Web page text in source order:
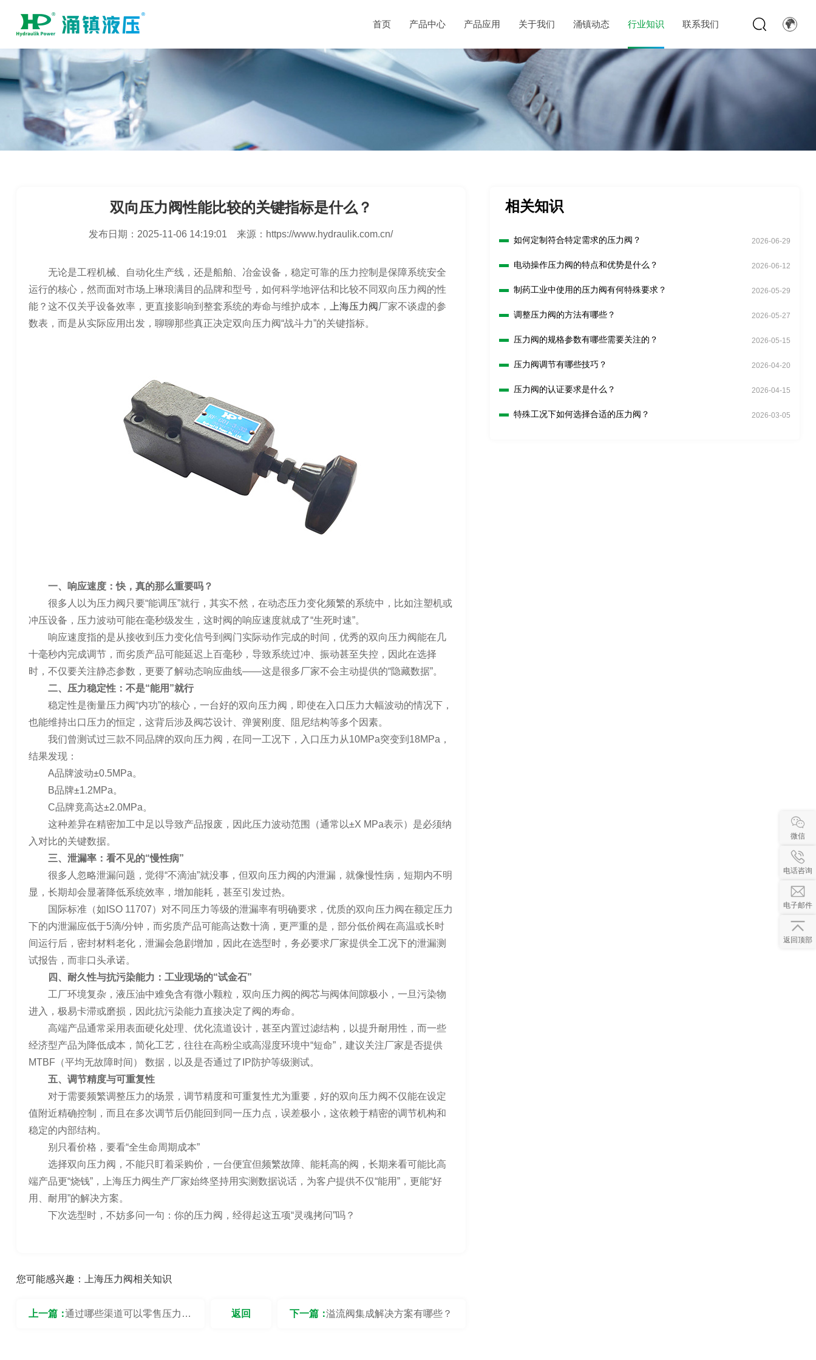
首页 产品中心 产品应用 关于我们 涌镇动态 行业知识 联系我们
双向压力阀性能比较的关键指标是什么？
发布日期： 2025-11-06 14:19:01 来源： https://www.hydraulik.com.cn/
无论是工程机械、自动化生产线，还是船舶、冶金设备，稳定可靠的压力控制是保障系统安全
运行的核心，然而面对市场上琳琅满目的品牌和型号，如何科学地评估和比较不同双向压力阀的性
能？这不仅关乎设备效率，更直接影响到整套系统的寿命与维护成本，
上海压力阀厂家不谈虚的参
数表，而是从实际应用出发，聊聊那些真正决定双向压力阀“战斗力”的关键指标。
一、响应速度：快，真的那么重要吗？
很多人以为压力阀只要“能调压”就行，其实不然，在动态压力变化频繁的系统中，比如注塑机或
冲压设备，压力波动可能在毫秒级发生，这时阀的响应速度就成了“生死时速”。
响应速度指的是从接收到压力变化信号到阀门实际动作完成的时间，优秀的双向压力阀能在几
十毫秒内完成调节，而劣质产品可能延迟上百毫秒，导致系统过冲、振动甚至失控，因此在选择
时，不仅要关注静态参数，更要了解动态响应曲线——这是很多厂家不会主动提供的“隐藏数据”。
二、压力稳定性：不是“能用”就行
稳定性是衡量压力阀“内功”的核心，一台好的双向压力阀，即使在入口压力大幅波动的情况下，
也能维持出口压力的恒定，这背后涉及阀芯设计、弹簧刚度、阻尼结构等多个因素。
我们曾测试过三款不同品牌的双向压力阀，在同一工况下，入口压力从10MPa突变到18MPa，
结果发现：
A品牌波动±0.5MPa。
B品牌±1.2MPa。
C品牌竟高达±2.0MPa。
这种差异在精密加工中足以导致产品报废，因此压力波动范围（通常以±X MPa表示）是必须纳
入对比的关键数据。
三、泄漏率：看不见的“慢性病”
很多人忽略泄漏问题，觉得“不滴油”就没事，但双向压力阀的内泄漏，就像慢性病，短期内不明
显，长期却会显著降低系统效率，增加能耗，甚至引发过热。
国际标准（如ISO 11707）对不同压力等级的泄漏率有明确要求，优质的双向压力阀在额定压力
下的内泄漏应低于5滴/分钟，而劣质产品可能高达数十滴，更严重的是，部分低价阀在高温或长时
间运行后，密封材料老化，泄漏会急剧增加，因此在选型时，务必要求厂家提供全工况下的泄漏测
试报告，而非口头承诺。
四、耐久性与抗污染能力：工业现场的“试金石”
工厂环境复杂，液压油中难免含有微小颗粒，双向压力阀的阀芯与阀体间隙极小，一旦污染物
进入，极易卡滞或磨损，因此抗污染能力直接决定了阀的寿命。
高端产品通常采用表面硬化处理、优化流道设计，甚至内置过滤结构，以提升耐用性，而一些
经济型产品为降低成本，简化工艺，往往在高粉尘或高湿度环境中“短命”，建议关注厂家是否提供
MTBF（平均无故障时间） 数据，以及是否通过了IP防护等级测试。
五、调节精度与可重复性
对于需要频繁调整压力的场景，调节精度和可重复性尤为重要，好的双向压力阀不仅能在设定
值附近精确控制，而且在多次调节后仍能回到同一压力点，误差极小，这依赖于精密的调节机构和
稳定的内部结构。
别只看价格，要看“全生命周期成本”
选择双向压力阀，不能只盯着采购价，一台便宜但频繁故障、能耗高的阀，长期来看可能比高
端产品更“烧钱”，上海压力阀生产厂家始终坚持用实测数据说话，为客户提供不仅“能用”，更能“好
用、耐用”的解决方案。
下次选型时，不妨多问一句：你的压力阀，经得起这五项“灵魂拷问”吗？
您可能感兴趣： 上海压力阀相关知识
上一篇：通过哪些渠道可以零售压力 下一篇：溢流阀集成解决方案有哪些？
返回
相关知识
如何定制符合特定需求的压力阀？ 2026-06-29
电动操作压力阀的特点和优势是什么？ 2026-06-12
制药工业中使用的压力阀有何特殊要求？ 2026-05-29
调整压力阀的方法有哪些？ 2026-05-27
压力阀的规格参数有哪些需要关注的？ 2026-05-15
压力阀调节有哪些技巧？ 2026-04-20
压力阀的认证要求是什么？ 2026-04-15
特殊工况下如何选择合适的压力阀？ 2026-03-05
微信
电话咨询
电子邮件
返回顶部